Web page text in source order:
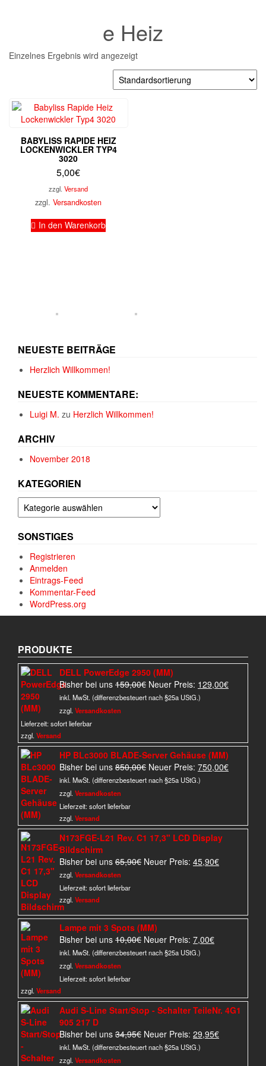
e Heiz
Einzelnes Ergebnis wird angezeigt
BABYLISS RAPIDE HEIZ
LOCKENWICKLER TYP4
3020
5,00€
zzgl.Versand
zzgl.Versandkosten
In den Warenkorb
NEUESTE BEITRÄGE
Herzlich Willkommen!
NEUESTE KOMMENTARE:
Luigi M. zu Herzlich Willkommen!
ARCHIV
November 2018
KATEGORIEN
Kategorien
SONSTIGES
Registrieren
Anmelden
Eintrags-Feed
Kommentar-Feed
WordPress.org
PRODUKTE
DELL PowerEdge 2950 (MM)
Bisher bei uns 159,00€ Ursprünglicher
Preis
Neuer Preis: 129,00€Aktueller
inkl. MwSt. (differenzbesteuert nach §25a UStG.)
zzgl. Versandkosten
Lieferzeit:sofort lieferbar
zzgl. Versand
HP BLc3000 BLADE-Server Gehäuse (MM)
Bisher bei uns 850,00€ Ursprünglicher
Preis
Neuer Preis: 750,00€Aktueller
inkl. MwSt. (differenzbesteuert nach §25a UStG.)
zzgl. Versandkosten
Lieferzeit:sofort lieferbar
zzgl. Versand
N173FGE-L21 Rev. C1 17,3" LCD Display
Bildschirm
Bisher bei uns 65,90€ Ursprünglicher
Neuer Preis: 45,90€Aktueller
zzgl. Versandkosten
Lieferzeit:sofort lieferbar
zzgl. Versand
Lampe mit 3 Spots (MM)
Bisher bei uns 10,00€ Ursprünglicher
Preis
Neuer Preis: 7,00€Aktueller
inkl. MwSt. (differenzbesteuert nach §25a UStG.)
zzgl. Versandkosten
Lieferzeit:sofort lieferbar
zzgl. Versand
Audi S-Line Start/Stop - Schalter TeileNr. 4G1
905 217 D
Bisher bei uns 34,95€ Ursprünglicher
Preis
Neuer Preis: 29,95€Aktueller
inkl. MwSt. (differenzbesteuert nach §25a UStG.)
zzgl. Versandkosten